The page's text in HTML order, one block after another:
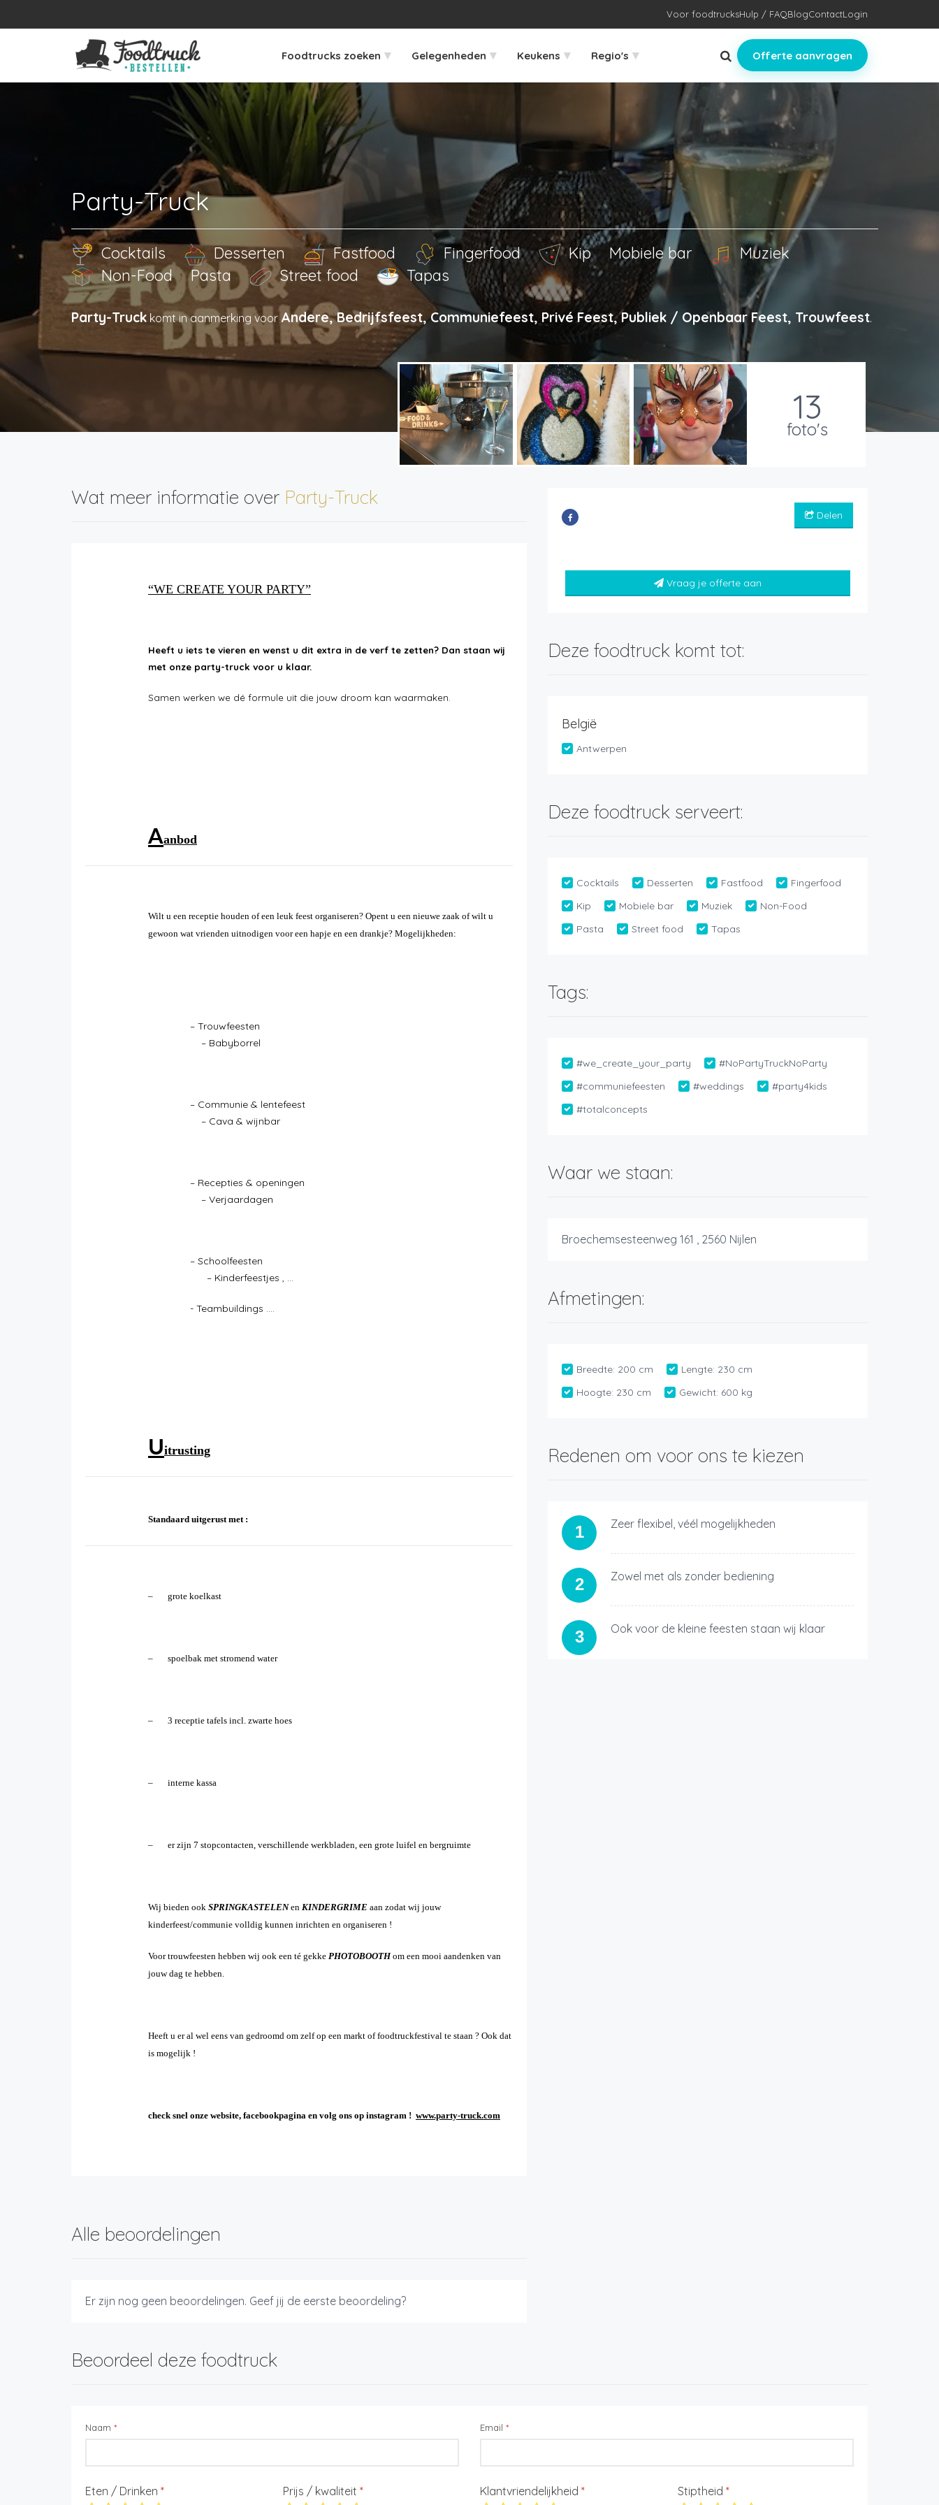
Voor foodtrucksHulp / FAQBlogContactLogin
Foodtrucks zoeken ▾ Gelegenheden ▾ Keukens ▾ Regio's ▾ Offerte aanvragen
Party-Truck
Cocktails Desserten Fastfood Fingerfood Kip Mobiele bar
Muziek
Non-Food
Pasta Street food Tapas
Party-Truck komt in aanmerking voor Andere, Bedrijfsfeest, Communiefeest, Privé Feest, Publiek / Openbaar Feest, Trouwfeest.
13
foto's
Wat meer informatie over Party-Truck
“WE CREATE YOUR PARTY”
Heeft u iets te vieren en wenst u dit extra in de verf te zetten? Dan staan wij
met onze party-truck voor u klaar.
Samen werken we dé formule uit die jouw droom kan waarmaken.
Aanbod
Wilt u een receptie houden of een leuk feest organiseren? Opent u een nieuwe zaak of wilt u
gewoon wat vrienden uitnodigen voor een hapje en een drankje? Mogelijkheden:
– Trouwfeesten
– Babyborrel
– Communie & lentefeest
– Cava & wijnbar
– Recepties & openingen
– Verjaardagen
– Schoolfeesten
– Kinderfeestjes , …
- Teambuildings ....
Uitrusting
Standaard uitgerust met :
– grote koelkast
– spoelbak met stromend water
– 3 receptie tafels incl. zwarte hoes
– interne kassa
– er zijn 7 stopcontacten, verschillende werkbladen, een grote luifel en bergruimte
Wij bieden ook SPRINGKASTELENen KINDERGRIME aan zodat wij jouw
kinderfeest/communie volldig kunnen inrichten en organiseren !
Voor trouwfeesten hebben wij ook een té gekke PHOTOBOOTHom een mooi aandenken van
jouw dag te hebben.
Heeft u er al wel eens van gedroomd om zelf op een markt of foodtruckfestival te staan ? Ook dat
is mogelijk !
check snel onze website, facebookpagina en volg ons op instagram ! www.party-truck.com
Alle beoordelingen
Er zijn nog geen beoordelingen. Geef jij de eerste beoordeling?
Delen
Vraag je offerte aan
Deze foodtruck komt tot:
België
Antwerpen
Deze foodtruck serveert:
Cocktails Desserten Fastfood
Fingerfood
Kip
Mobiele bar Muziek
Non-Food
Pasta
Street food Tapas
Tags:
#we_create_your_party
#NoPartyTruckNoParty
#communiefeesten
#weddings
#party4kids
#totalconcepts
Waar we staan:
Broechemsesteenweg 161 , 2560 Nijlen
Afmetingen:
Breedte: 200 cm Lengte: 230 cm
Hoogte: 230 cm Gewicht: 600 kg
Redenen om voor ons te kiezen
1 Zeer flexibel, véél mogelijkheden
2 Zowel met als zonder bediening
3 Ook voor de kleine feesten staan wij klaar
Beoordeel deze foodtruck
Naam * Email *
Eten / Drinken * Prijs / kwaliteit * Klantvriendelijkheid * Stiptheid *